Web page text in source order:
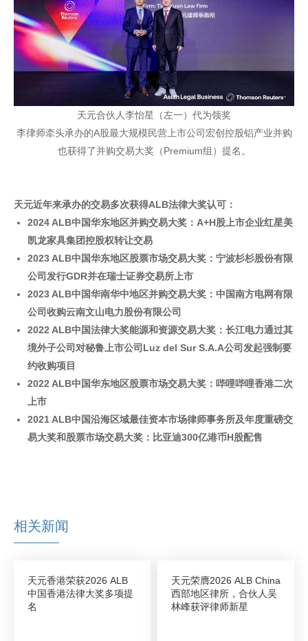
天元合伙人李怡星（左一）代为领奖
李律师牵头承办的A股最大规模民营上市公司宏创控股铝产业并购
也获得了并购交易大奖（Premium组）提名。
天元近年来承办的交易多次获得ALB法律大奖认可：
2024 ALB中国华东地区并购交易大奖：A+H股上市企业红星美
凯龙家具集团控股权转让交易
2023 ALB中国华东地区股票市场交易大奖：宁波杉杉股份有限
公司发行GDR并在瑞士证券交易所上市
2023 ALB中国华南华中地区并购交易大奖：中国南方电网有限
公司收购云南文山电力股份有限公司
2022 ALB中国法律大奖能源和资源交易大奖：长江电力通过其
境外子公司对秘鲁上市公司Luz del Sur S.A.A公司发起强制要
约收购项目
2022 ALB中国华东地区股票市场交易大奖：哔哩哔哩香港二次
上市
2021 ALB中国沿海区域最佳资本市场律师事务所及年度重磅交
易大奖和股票市场交易大奖：比亚迪300亿港币H股配售
相关新闻
天元香港荣获2026 ALB
中国香港法律大奖多项提
名
天元荣膺2026 ALB China
西部地区律所，合伙人吴
林峰获评律师新星